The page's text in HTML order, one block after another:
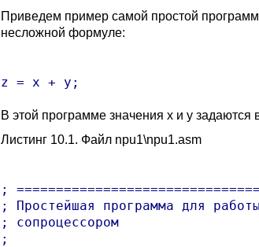
Приведем пример самой простой
несложной формуле:
В этой программе значения x и y задаются
Листинг 10.1. Файл npu1\npu1.asm
;
; Простейшая программа для
; сопроцессором
;